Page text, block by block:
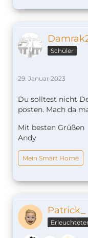
Schüler
29. Januar 2023
Du solltest nicht
posten. Mach da
Mit besten Grüßen
Andy
Mein Smart Home
Patrick_